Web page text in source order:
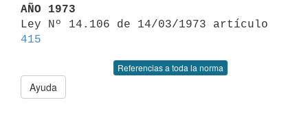
AÑO 1973
415
Referencias a toda la norma
Ayuda